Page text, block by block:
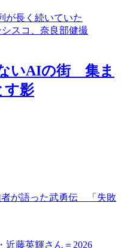
いAIの街 集ま
す影
者が語った武勇伝 「失敗